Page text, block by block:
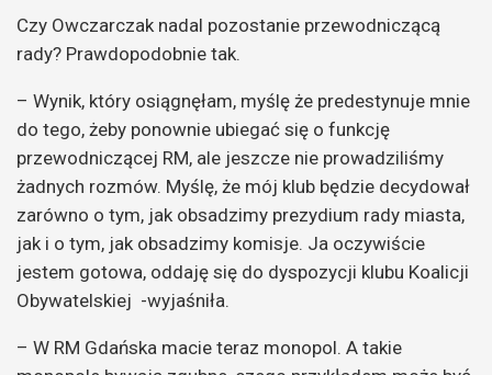
Czy Owczarczak nadal pozostanie przewodniczącą
rady? Prawdopodobnie tak.
– Wynik, który osiągnęłam, myślę że predestynuje mnie
do tego, żeby ponownie ubiegać się o funkcję
przewodniczącej RM, ale jeszcze nie prowadziliśmy
żadnych rozmów. Myślę, że mój klub będzie decydował
zarówno o tym, jak obsadzimy prezydium rady miasta,
jak i o tym, jak obsadzimy komisje. Ja oczywiście
jestem gotowa, oddaję się do dyspozycji klubu Koalicji
Obywatelskiej -wyjaśniła.
– W RM Gdańska macie teraz monopol. A takie